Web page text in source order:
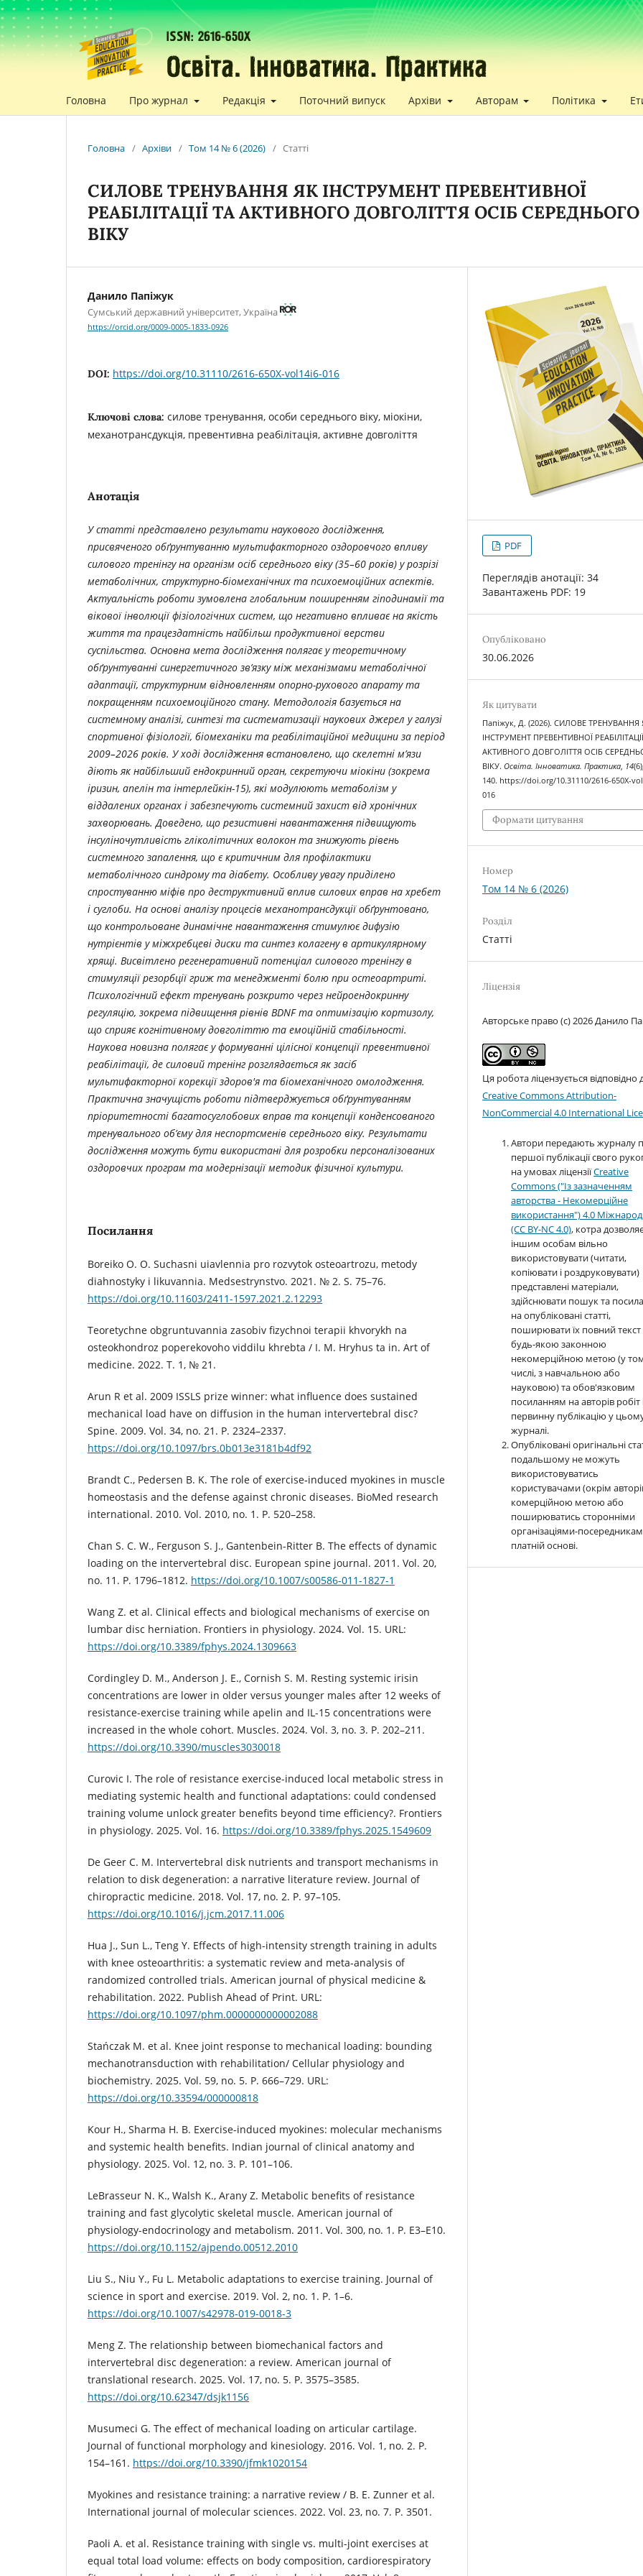
Головна Про журнал Редакція Поточний випуск Архіви Авторам Політика
Головна / Архіви / Том 14 № 6 (2026) / Статті
СИЛОВЕ ТРЕНУВАННЯ ЯК ІНСТРУМЕНТ ПРЕВЕНТИВНОЇ
РЕАБІЛІТАЦІЇ ТА АКТИВНОГО ДОВГОЛІТТЯ ОСІБ СЕРЕДНЬОГО
ВІКУ
Данило Папіжук
Сумський державний університет, Україна
https://orcid.org/0009-0005-1833-0926
DOI: https://doi.org/10.31110/2616-650X-vol14i6-016
Ключові слова: силове тренування, особи середнього віку, міокіни,
механотрансдукція, превентивна реабілітація, активне довголіття
Анотація
У статті представлено результати наукового дослідження,
присвяченого обґрунтуванню мультифакторного оздоровчого впливу
силового тренінгу на організм осіб середнього віку (35–60 років) у розрізі
метаболічних, структурно-біомеханічних та психоемоційних аспектів.
Актуальність роботи зумовлена глобальним поширенням гіподинамії та
вікової інволюції фізіологічних систем, що негативно впливає на якість
життя та працездатність найбільш продуктивної верстви
суспільства. Основна мета дослідження полягає у теоретичному
обґрунтуванні синергетичного зв’язку між механізмами метаболічної
адаптації, структурним відновленням опорно-рухового апарату та
покращенням психоемоційного стану. Методологія базується на
системному аналізі, синтезі та систематизації наукових джерел у галузі
спортивної фізіології, біомеханіки та реабілітаційної медицини за період
2009–2026 років. У ході дослідження встановлено, що скелетні м’язи
діють як найбільший ендокринний орган, секретуючи міокіни (зокрема
іризин, апелін та інтерлейкін-15), які модулюють метаболізм у
віддалених органах і забезпечують системний захист від хронічних
захворювань. Доведено, що резистивні навантаження підвищують
інсуліночутливість гліколітичних волокон та знижують рівень
системного запалення, що є критичним для профілактики
метаболічного синдрому та діабету. Особливу увагу приділено
спростуванню міфів про деструктивний вплив силових вправ на хребет
і суглоби. На основі аналізу процесів механотрансдукції обґрунтовано,
що контрольоване динамічне навантаження стимулює дифузію
нутрієнтів у міжхребцеві диски та синтез колагену в артикулярному
хрящі. Висвітлено регенеративний потенціал силового тренінгу в
стимуляції резорбції гриж та менеджменті болю при остеоартриті.
Психологічний ефект тренувань розкрито через нейроендокринну
регуляцію, зокрема підвищення рівнів BDNF та оптимізацію кортизолу,
що сприяє когнітивному довголіттю та емоційній стабільності.
Наукова новизна полягає у формуванні цілісної концепції превентивної
реабілітації, де силовий тренінг розглядається як засіб
мультифакторної корекції здоров'я та біомеханічного омолодження.
Практична значущість роботи підтверджується обґрунтуванням
пріоритетності багатосуглобових вправ та концепції конденсованого
тренувального об’єму для неспортсменів середнього віку. Результати
дослідження можуть бути використані для розробки персоналізованих
оздоровчих програм та модернізації методик фізичної культури.
Посилання
Boreiko O. O. Suchasni uiavlennia pro rozvytok osteoartrozu, metody
diahnostyky i likuvannia. Medsestrynstvo. 2021. № 2. S. 75–76.
https://doi.org/10.11603/2411-1597.2021.2.12293
Teoretychne obgruntuvannia zasobiv fizychnoi terapii khvorykh na
osteokhondroz poperekovoho viddilu khrebta / I. M. Hryhus ta in. Art of
medicine. 2022. T. 1, № 21.
Arun R et al. 2009 ISSLS prize winner: what influence does sustained
mechanical load have on diffusion in the human intervertebral disc?
Spine. 2009. Vol. 34, no. 21. P. 2324–2337.
https://doi.org/10.1097/brs.0b013e3181b4df92
Brandt C., Pedersen B. K. The role of exercise‐induced myokines in muscle
homeostasis and the defense against chronic diseases. BioMed research
international. 2010. Vol. 2010, no. 1. P. 520–258.
Chan S. C. W., Ferguson S. J., Gantenbein-Ritter B. The effects of dynamic
loading on the intervertebral disc. European spine journal. 2011. Vol. 20,
no. 11. P. 1796–1812. https://doi.org/10.1007/s00586-011-1827-1
Wang Z. et al. Clinical effects and biological mechanisms of exercise on
lumbar disc herniation. Frontiers in physiology. 2024. Vol. 15. URL:
https://doi.org/10.3389/fphys.2024.1309663
Cordingley D. M., Anderson J. E., Cornish S. M. Resting systemic irisin
concentrations are lower in older versus younger males after 12 weeks of
resistance-exercise training while apelin and IL-15 concentrations were
increased in the whole cohort. Muscles. 2024. Vol. 3, no. 3. P. 202–211.
https://doi.org/10.3390/muscles3030018
Curovic I. The role of resistance exercise-induced local metabolic stress in
mediating systemic health and functional adaptations: could condensed
training volume unlock greater benefits beyond time efficiency?. Frontiers
in physiology. 2025. Vol. 16. https://doi.org/10.3389/fphys.2025.1549609
De Geer C. M. Intervertebral disk nutrients and transport mechanisms in
relation to disk degeneration: a narrative literature review. Journal of
chiropractic medicine. 2018. Vol. 17, no. 2. P. 97–105.
https://doi.org/10.1016/j.jcm.2017.11.006
Hua J., Sun L., Teng Y. Effects of high-intensity strength training in adults
with knee osteoarthritis: a systematic review and meta-analysis of
randomized controlled trials. American journal of physical medicine &
rehabilitation. 2022. Publish Ahead of Print. URL:
https://doi.org/10.1097/phm.0000000000002088
Stańczak M. et al. Knee joint response to mechanical loading: bounding
mechanotransduction with rehabilitation/ Cellular physiology and
biochemistry. 2025. Vol. 59, no. 5. P. 666–729. URL:
https://doi.org/10.33594/000000818
Kour H., Sharma H. B. Exercise-induced myokines: molecular mechanisms
and systemic health benefits. Indian journal of clinical anatomy and
physiology. 2025. Vol. 12, no. 3. P. 101–106.
LeBrasseur N. K., Walsh K., Arany Z. Metabolic benefits of resistance
training and fast glycolytic skeletal muscle. American journal of
physiology-endocrinology and metabolism. 2011. Vol. 300, no. 1. P. E3–E10.
https://doi.org/10.1152/ajpendo.00512.2010
Liu S., Niu Y., Fu L. Metabolic adaptations to exercise training. Journal of
science in sport and exercise. 2019. Vol. 2, no. 1. P. 1–6.
https://doi.org/10.1007/s42978-019-0018-3
Meng Z. The relationship between biomechanical factors and
intervertebral disc degeneration: a review. American journal of
translational research. 2025. Vol. 17, no. 5. P. 3575–3585.
https://doi.org/10.62347/dsjk1156
Musumeci G. The effect of mechanical loading on articular cartilage.
Journal of functional morphology and kinesiology. 2016. Vol. 1, no. 2. P.
154–161. https://doi.org/10.3390/jfmk1020154
Myokines and resistance training: a narrative review / B. E. Zunner et al.
International journal of molecular sciences. 2022. Vol. 23, no. 7. P. 3501.
Paoli A. et al. Resistance training with single vs. multi-joint exercises at
equal total load volume: effects on body composition, cardiorespiratory
PDF
Переглядів анотації: 34
Завантажень PDF: 19
Опубліковано
30.06.2026
Як цитувати
Папіжук, Д. (2026). СИЛОВЕ ТРЕНУВАННЯ
ІНСТРУМЕНТ ПРЕВЕНТИВНОЇ
АКТИВНОГО ДОВГОЛІТТЯ ОСІБ
ВІКУ.Освіта. Інноватика. Практика 14
140. https://doi.org/10.31110/2616-650X-
016
Формати цитування
Номер
Том 14 № 6 (2026)
Розділ
Статті
Ліцензія
Авторське право (c) 2026 Данило
Ця робота ліцензується відповідно
Creative Commons Attribution-
NonCommercial 4.0 International
Автори передають журналу
першої публікації свого
на умовах ліцензіїCreative
Commons ("Із зазначенням
авторства - Некомерційне
використання") 4.0
(CC BY-NC 4.0), котра дозволяє
іншим особам вільно
використовувати (читати,
копіювати і роздруковувати)
представлені матеріали,
здійснювати пошук та
на опубліковані статті,
поширювати їх повний текст
будь-якою законною
некомерційною метою (у
числі, з навчальною або
науковою) та обов'язковим
посиланням на авторів робіт
первинну публікацію у
журналі.
Опубліковані оригінальні
подальшому не можуть
використовуватись
користувачами (окрім
комерційною метою або
поширюватись сторонніми
організаціями-
платній основі.